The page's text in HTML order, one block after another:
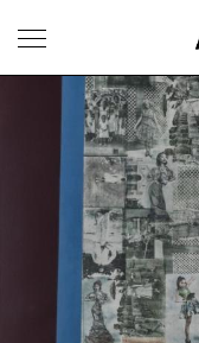
Ouvrir le menu